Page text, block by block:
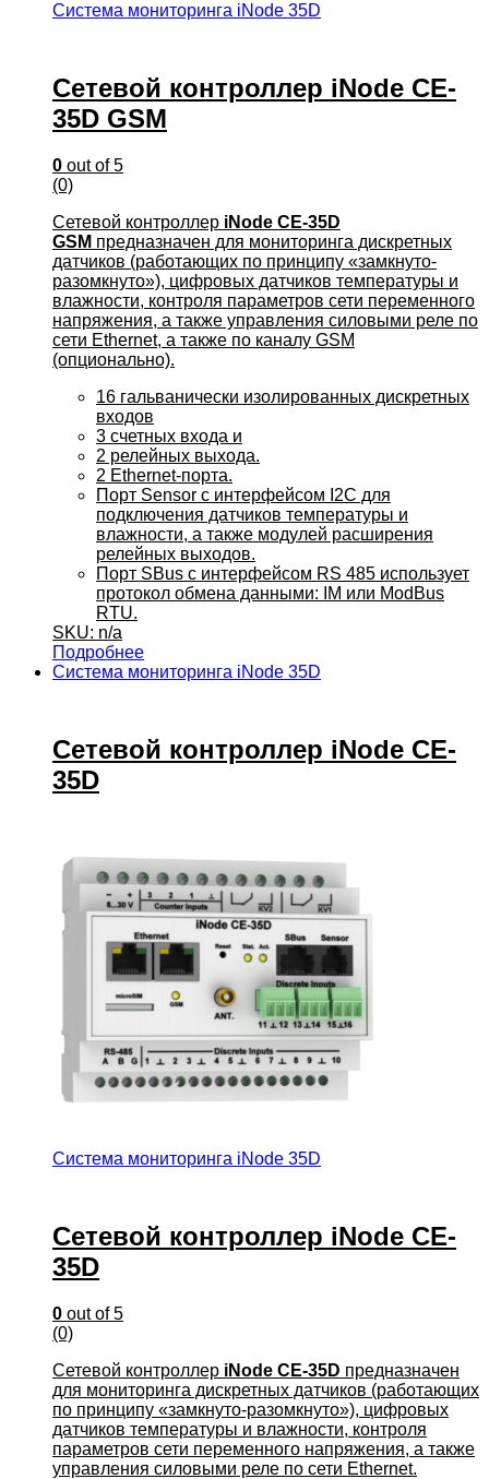
Система мониторинга iNode 35D
Сетевой контроллер iNode CE-
35D GSM
0 out of 5
(0)
Сетевой контроллер iNode CE-35D
GSM предназначен для мониторинга дискретных
датчиков (работающих по принципу «замкнуто-
разомкнуто»), цифровых датчиков температуры и
влажности, контроля параметров сети переменного
напряжения, а также управления силовыми реле по
сети Ethernet, а также по каналу GSM
(опционально).
16 гальванически изолированных дискретных
входов
3 счетных входа и
2 релейных выхода.
2 Ethernet-порта.
Порт Sensor с интерфейсом I2C для
подключения датчиков температуры и
влажности, а также модулей расширения
релейных выходов.
Порт SBus с интерфейсом RS 485 использует
протокол обмена данными: IM или ModBus
RTU.
SKU: n/a
Подробнее
Система мониторинга iNode 35D
Сетевой контроллер iNode CE-
35D
Система мониторинга iNode 35D
Сетевой контроллер iNode CE-
35D
0 out of 5
(0)
Сетевой контроллер iNode CE-35D предназначен
для мониторинга дискретных датчиков (работающих
по принципу «замкнуто-разомкнуто»), цифровых
датчиков температуры и влажности, контроля
параметров сети переменного напряжения, а также
управления силовыми реле по сети Ethernet.